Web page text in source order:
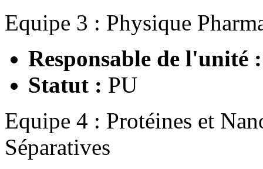
Equipe 3 : Physique
Responsable de l'unité
Statut : PU
Equipe 4 : Protéines et
Séparatives